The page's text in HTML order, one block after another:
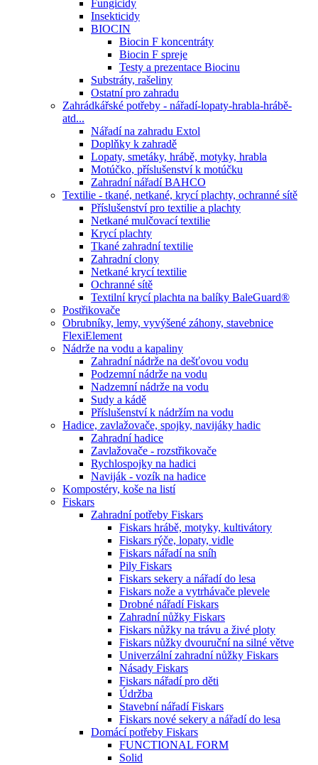
Fungicidy
Insekticidy
BIOCIN
Biocin F koncentráty
Biocin F spreje
Testy a prezentace Biocinu
Substráty, rašeliny
Ostatní pro zahradu
Zahrádkářské potřeby - nářadí-lopaty-hrabla-hrábě-
atd...
Nářadí na zahradu Extol
Doplňky k zahradě
Lopaty, smetáky, hrábě, motyky, hrabla
Motúčko, příslušenství k motúčku
Zahradní nářadí BAHCO
Textilie - tkané, netkané, krycí plachty, ochranné sítě
Příslušenství pro textilie a plachty
Netkané mulčovací textilie
Krycí plachty
Tkané zahradní textilie
Zahradní clony
Netkané krycí textilie
Ochranné sítě
Textilní krycí plachta na balíky BaleGuard®
Postřikovače
Obrubníky, lemy, vyvýšené záhony, stavebnice
FlexiElement
Nádrže na vodu a kapaliny
Zahradní nádrže na dešťovou vodu
Podzemní nádrže na vodu
Nadzemní nádrže na vodu
Sudy a kádě
Příslušenství k nádržím na vodu
Hadice, zavlažovače, spojky, navijáky hadic
Zahradní hadice
Zavlažovače - rozstřikovače
Rychlospojky na hadici
Naviják - vozík na hadice
Kompostéry, koše na listí
Fiskars
Zahradní potřeby Fiskars
Fiskars hrábě, motyky, kultivátory
Fiskars rýče, lopaty, vidle
Fiskars nářadí na sníh
Pily Fiskars
Fiskars sekery a nářadí do lesa
Fiskars nože a vytrhávače plevele
Drobné nářadí Fiskars
Zahradní nůžky Fiskars
Fiskars nůžky na trávu a živé ploty
Fiskars nůžky dvouruční na silné větve
Univerzální zahradní nůžky Fiskars
Násady Fiskars
Fiskars nářadí pro děti
Údržba
Stavební nářadí Fiskars
Fiskars nové sekery a nářadí do lesa
Domácí potřeby Fiskars
FUNCTIONAL FORM
Solid